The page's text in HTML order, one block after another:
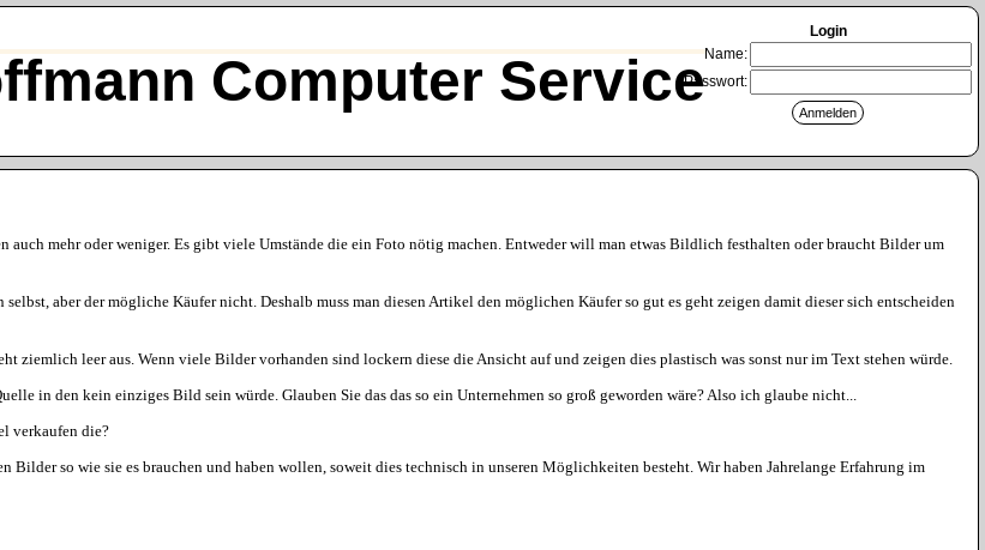
Computer Service
Login
Name:
Passwort:
auch mehr oder weniger. Es gibt viele Umstände die ein Foto nötig machen. Entweder will man etwas Bildlich festhalten oder braucht Bilder um
aber der mögliche Käufer nicht. Deshalb muss man diesen Artikel den möglichen Käufer so gut es geht zeigen damit dieser sich entscheiden
ziemlich leer aus. Wenn viele Bilder vorhanden sind lockern diese die Ansicht auf und zeigen dies plastisch was sonst nur im Text stehen würde.
in den kein einziges Bild sein würde. Glauben Sie das das so ein Unternehmen so groß geworden wäre? Also ich glaube nicht...
verkaufen die?
Bilder so wie sie es brauchen und haben wollen, soweit dies technisch in unseren Möglichkeiten besteht. Wir haben Jahrelange Erfahrung im